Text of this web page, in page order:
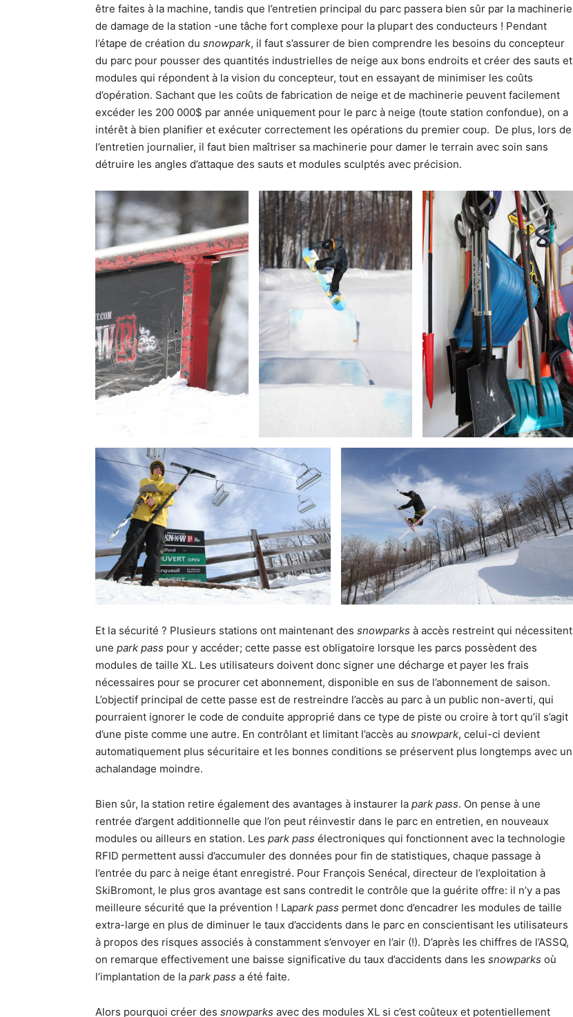
être faites à la machine, tandis que l’entretien principal du parc passera bien sûr par la machinerie
de damage de la station -une tâche fort complexe pour la plupart des conducteurs ! Pendant
l’étape de création du snowpark, il faut s’assurer de bien comprendre les besoins du concepteur
du parc pour pousser des quantités industrielles de neige aux bons endroits et créer des sauts et
modules qui répondent à la vision du concepteur, tout en essayant de minimiser les coûts
d’opération. Sachant que les coûts de fabrication de neige et de machinerie peuvent facilement
excéder les 200 000$ par année uniquement pour le parc à neige (toute station confondue), on a
intérêt à bien planifier et exécuter correctement les opérations du premier coup. De plus, lors de
l’entretien journalier, il faut bien maîtriser sa machinerie pour damer le terrain avec soin sans
détruire les angles d’attaque des sauts et modules sculptés avec précision.
Et la sécurité ? Plusieurs stations ont maintenant des snowparks à accès restreint qui nécessitent
une park pass pour y accéder; cette passe est obligatoire lorsque les parcs possèdent des
modules de taille XL. Les utilisateurs doivent donc signer une décharge et payer les frais
nécessaires pour se procurer cet abonnement, disponible en sus de l’abonnement de saison.
L’objectif principal de cette passe est de restreindre l’accès au parc à un public non-averti, qui
pourraient ignorer le code de conduite approprié dans ce type de piste ou croire à tort qu’il s’agit
d’une piste comme une autre. En contrôlant et limitant l’accès au snowpark, celui-ci devient
automatiquement plus sécuritaire et les bonnes conditions se préservent plus longtemps avec un
achalandage moindre.
Bien sûr, la station retire également des avantages à instaurer la park pass. On pense à une
rentrée d’argent additionnelle que l’on peut réinvestir dans le parc en entretien, en nouveaux
modules ou ailleurs en station. Les park pass électroniques qui fonctionnent avec la technologie
RFID permettent aussi d’accumuler des données pour fin de statistiques, chaque passage à
l’entrée du parc à neige étant enregistré. Pour François Senécal, directeur de l’exploitation à
SkiBromont, le plus gros avantage est sans contredit le contrôle que la guérite offre: il n’y a pas
meilleure sécurité que la prévention ! Lapark pass permet donc d’encadrer les modules de taille
extra-large en plus de diminuer le taux d’accidents dans le parc en conscientisant les utilisateurs
à propos des risques associés à constamment s’envoyer en l’air (!). D’après les chiffres de l’ASSQ,
on remarque effectivement une baisse significative du taux d’accidents dans les snowparks où
l’implantation de la park pass a été faite.
Alors pourquoi créer des snowparks avec des modules XL si c’est coûteux et potentiellement